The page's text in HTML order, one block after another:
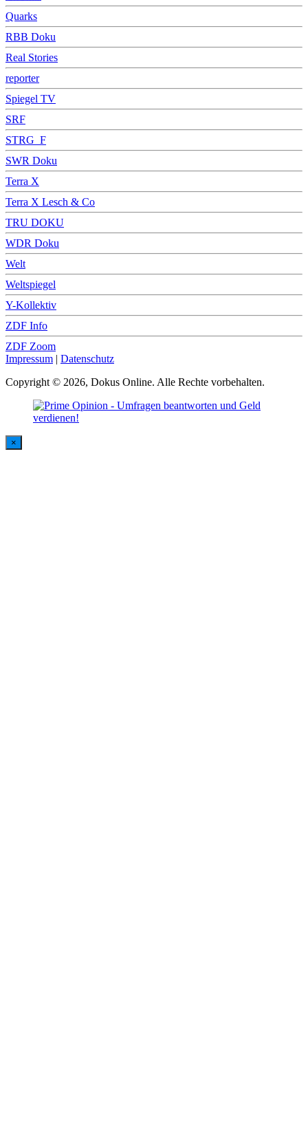
Quarks
RBB Doku
Real Stories
reporter
Spiegel TV
SRF
STRG_F
SWR Doku
Terra X
Terra X Lesch & Co
TRU DOKU
WDR Doku
Welt
Weltspiegel
Y-Kollektiv
ZDF Info
ZDF Zoom
Impressum | Datenschutz
Copyright © 2026, Dokus Online. Alle Rechte vorbehalten.
×